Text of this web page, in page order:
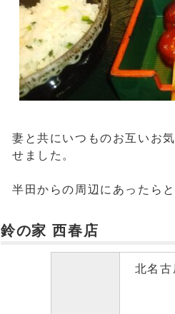
妻と共にいつものお互いお
せました。
半田からの周辺にあったら
鈴の家 西春店
北名